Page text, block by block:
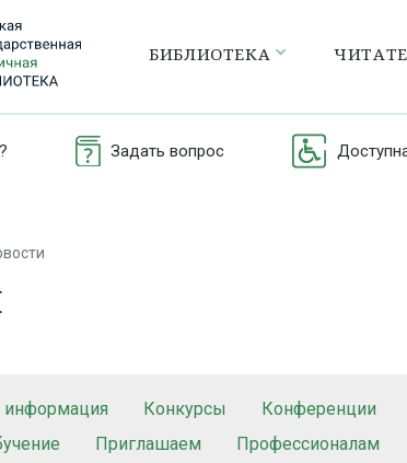
БИБЛИОТЕКА
Задать вопрос
информация Конкурсы Конференции
Приглашаем Профессионалам